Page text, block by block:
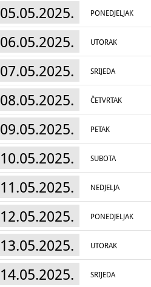
05.05.2025. PONEDJELJAK
06.05.2025. UTORAK
07.05.2025. SRIJEDA
08.05.2025. ČETVRTAK
09.05.2025. PETAK
10.05.2025. SUBOTA
11.05.2025. NEDJELJA
12.05.2025. PONEDJELJAK
13.05.2025. UTORAK
14.05.2025. SRIJEDA